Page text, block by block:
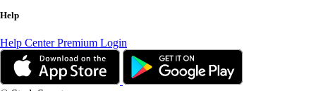
Help
Help CenterPremium Login